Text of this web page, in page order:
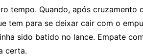
tempo. Quando, após cruzamento
tem para se deixar cair com o
sido batido no lance. Empate
certa.